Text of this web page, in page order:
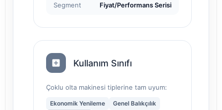
Segment Fiyat/Performans Serisi
Kullanım Sınıfı
Çoklu olta makinesi tiplerine tam uyum:
Ekonomik Yenileme
Genel Balıkçılık